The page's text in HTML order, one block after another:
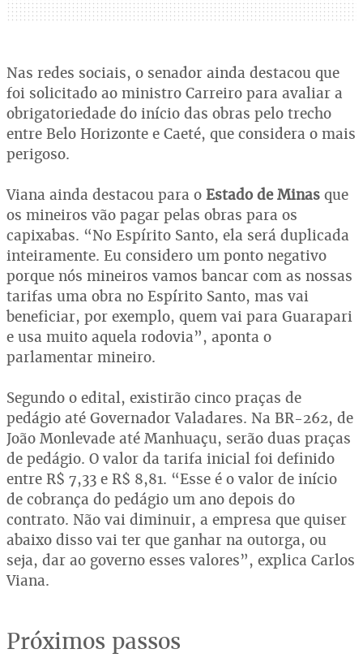
Nas redes sociais, o senador ainda destacou que
foi solicitado ao ministro Carreiro para avaliar a
obrigatoriedade do início das obras pelo trecho
entre Belo Horizonte e Caeté, que considera o mais
perigoso.
Viana ainda destacou para o Estado de Minas que
os mineiros vão pagar pelas obras para os
capixabas. “No Espírito Santo, ela será duplicada
inteiramente. Eu considero um ponto negativo
porque nós mineiros vamos bancar com as nossas
tarifas uma obra no Espírito Santo, mas vai
beneficiar, por exemplo, quem vai para Guarapari
e usa muito aquela rodovia”, aponta o
parlamentar mineiro.
Segundo o edital, existirão cinco praças de
pedágio até Governador Valadares. Na BR-262, de
João Monlevade até Manhuaçu, serão duas praças
de pedágio. O valor da tarifa inicial foi definido
entre R$ 7,33 e R$ 8,81. “Esse é o valor de início
de cobrança do pedágio um ano depois do
contrato. Não vai diminuir, a empresa que quiser
abaixo disso vai ter que ganhar na outorga, ou
seja, dar ao governo esses valores”, explica Carlos
Viana.
Próximos passos